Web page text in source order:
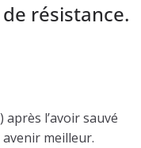
résistance.
l’avoir sauvé
avenir meilleur.